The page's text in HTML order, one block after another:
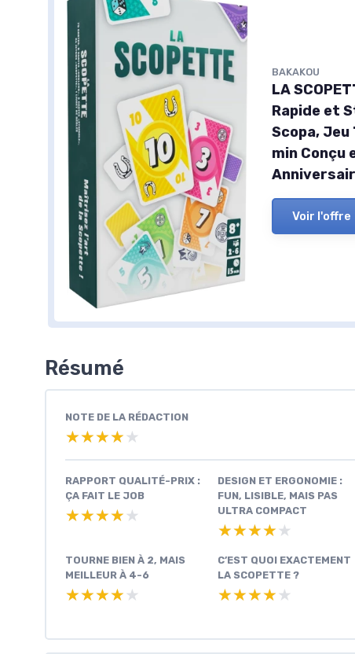
BAKAKOU
LA
Rapide et
Scopa,
min Conçu
Voir l'offre
Résumé
NOTE DE LA RÉDACTION
★★★★★
★★★★★
RAPPORT QUALITÉ-PRIX :
ÇA FAIT LE JOB
★★★★★
★★★★★
DESIGN ET ERGONOMIE :
FUN, LISIBLE, MAIS PAS
ULTRA COMPACT
★★★★★
★★★★★
TOURNE BIEN À 2, MAIS
MEILLEUR À 4-6
★★★★★
★★★★★
C’EST QUOI EXACTEMENT
LA SCOPETTE ?
★★★★★
★★★★★